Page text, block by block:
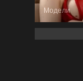
Модели